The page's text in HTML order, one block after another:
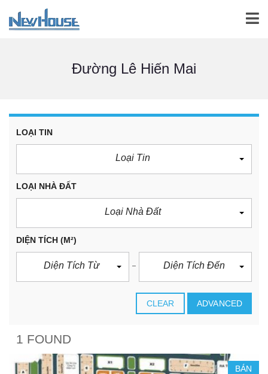
Đường Lê Hiến Mai
LOẠI TIN
Loại Tin
LOẠI NHÀ ĐẤT
Loại Nhà Đất
DIỆN TÍCH (M²)
Diện Tích Từ Diện Tích Đến
CLEAR ADVANCED
1 FOUND
BÁN